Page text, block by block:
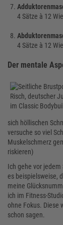
4 Sätze à 12
4 Sätze à 12
Der mentale
sich höllischen
versuche so viel
Muskelschmerz
riskieren)
Ich gehe vor
es beispielsweise,
meine
ich im Fitness-
ohne Fokus. Diese
schon sagen.